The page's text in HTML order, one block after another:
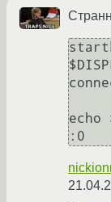
echo